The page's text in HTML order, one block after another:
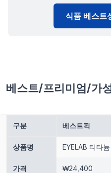
식품 베스트
베스트/프리미엄/가
구분 베스트픽
상품명 EYELAB 티타
가격 ₩24,400